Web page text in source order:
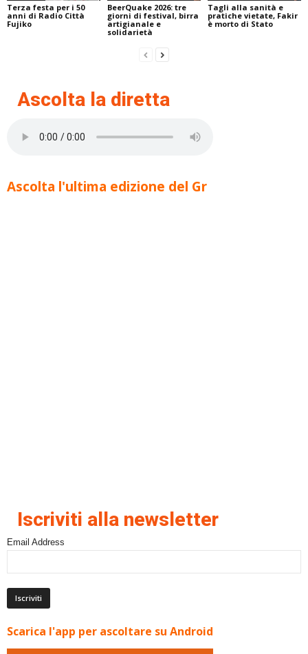
Terza festa per i 50
anni di Radio Città
Fujiko
BeerQuake 2026: tre
giorni di festival, birra
artigianale e
solidarietà
Tagli alla sanità e
pratiche vietate, Fakir
è morto di Stato
Ascolta la diretta
Ascolta l'ultima edizione del Gr
Iscriviti alla newsletter
Email Address
Scarica l'app per ascoltare su Android